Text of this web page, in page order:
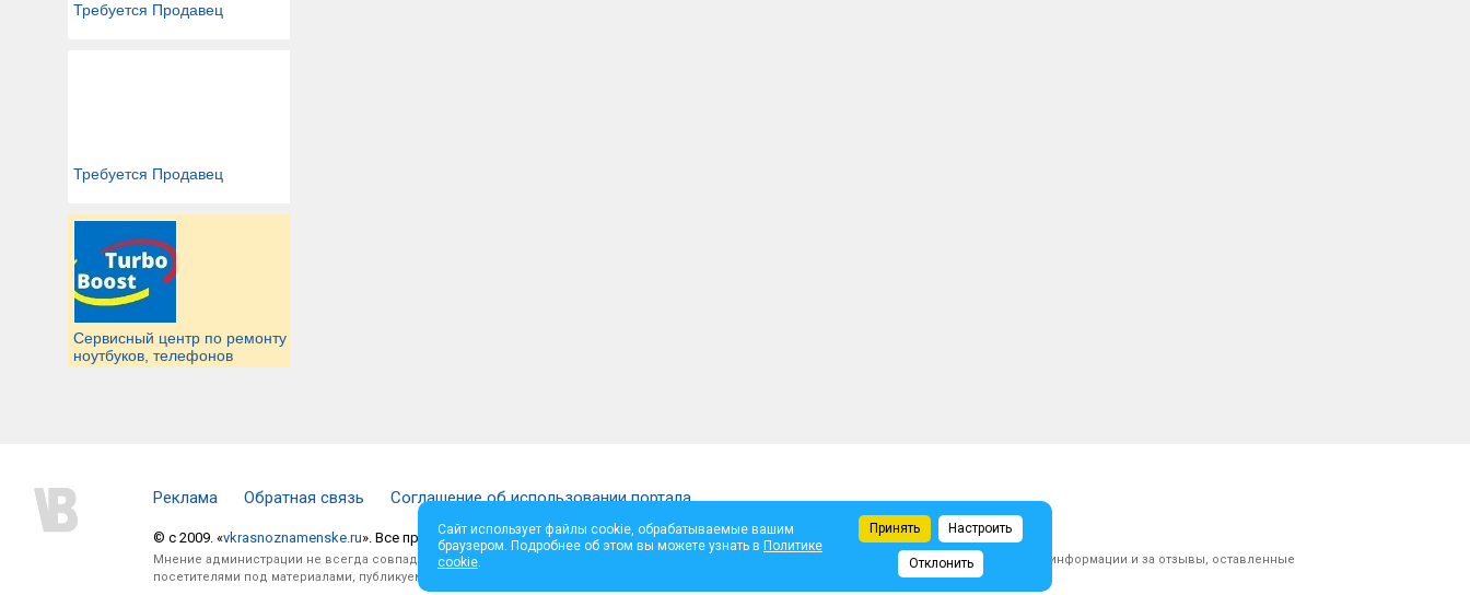
Требуется Продавец
Требуется Продавец
Сервисный центр по ремонту
ноутбуков, телефонов
Реклама Обратная связь Соглашение об использовании портала
© c 2009. «vkrasnoznamenske.ru». Все права защищены.
Мнение администрации не всегда совпадает с мнением автора. Администрация не несет ответственности за достоверность опубликованной информации и за отзывы, оставленные
посетителями под материалами, публикуемыми на сайте.
Сайт использует файлы cookie, обрабатываемые вашим
браузером. Подробнее об этом вы можете узнать в Политике
cookie.
Принять Настроить
Отклонить